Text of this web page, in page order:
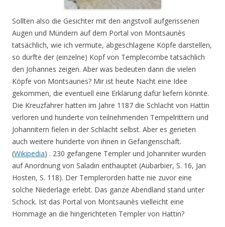
Sollten also die Gesichter mit den angstvoll aufgerissenen
Augen und Mündern auf dem Portal von Montsaunès
tatsächlich, wie ich vermute, abgeschlagene Köpfe darstellen,
so dürfte der (einzelne) Kopf von Templecombe tatsächlich
den Johannes zeigen. Aber was bedeuten dann die vielen
Köpfe von Montsaunes? Mir ist heute Nacht eine Idee
gekommen, die eventuell eine Erklärung dafür liefern könnte.
Die Kreuzfahrer hatten im Jahre 1187 die Schlacht von Hattin
verloren und hunderte von teilnehmenden Tempelrittern und
Johannitern fielen in der Schlacht selbst. Aber es gerieten
auch weitere hunderte von ihnen in Gefangenschaft.
(Wikipedia) . 230 gefangene Templer und Johanniter wurden
auf Anordnung von Saladin enthauptet (Aubarbier, S. 16, Jan
Hosten, S. 118). Der Templerorden hatte nie zuvor eine
solche Niederlage erlebt. Das ganze Abendland stand unter
Schock. Ist das Portal von Montsaunès vielleicht eine
Hommage an die hingerichteten Templer von Hattin?